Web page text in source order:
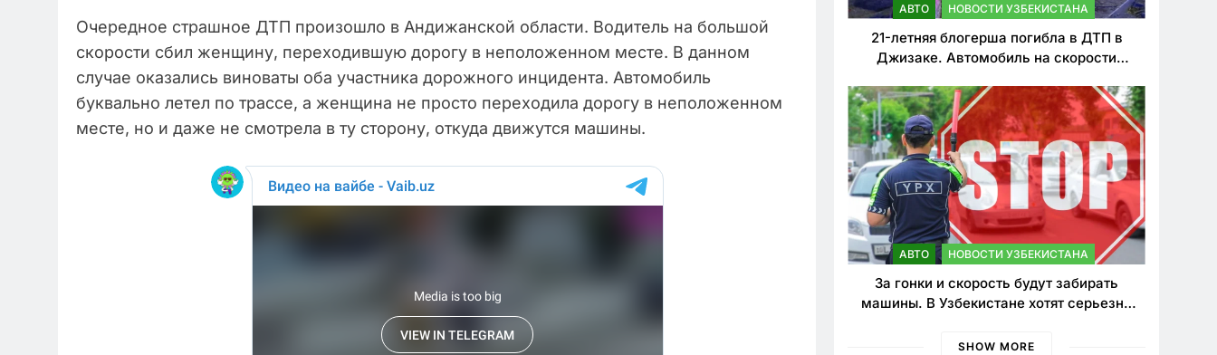
Очередное страшное ДТП произошло в Андижанской области. Водитель на большой
скорости сбил женщину, переходившую дорогу в неположенном месте. В данном
случае оказались виноваты оба участника дорожного инцидента. Автомобиль
буквально летел по трассе, а женщина не просто переходила дорогу в неположенном
месте, но и даже не смотрела в ту сторону, откуда движутся машины.
АВТО НОВОСТИ УЗБЕКИСТАНА
21-летняя блогерша погибла в ДТП в
Джизаке. Автомобиль на скорости
АВТО НОВОСТИ УЗБЕКИСТАНА
За гонки и скорость будут забирать
машины. В Узбекистане хотят серьезно
SHOW MORE